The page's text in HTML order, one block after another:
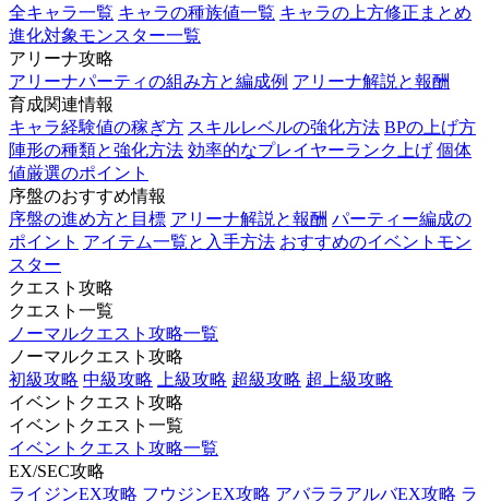
全キャラ一覧 キャラの種族値一覧 キャラの上方修正まとめ
進化対象モンスター一覧
アリーナ攻略
アリーナパーティの組み方と編成例 アリーナ解説と報酬
育成関連情報
キャラ経験値の稼ぎ方 スキルレベルの強化方法 BPの上げ方
陣形の種類と強化方法 効率的なプレイヤーランク上げ 個体
値厳選のポイント
序盤のおすすめ情報
序盤の進め方と目標 アリーナ解説と報酬 パーティー編成の
ポイント アイテム一覧と入手方法 おすすめのイベントモン
スター
クエスト攻略
クエスト一覧
ノーマルクエスト攻略一覧
ノーマルクエスト攻略
初級攻略 中級攻略 上級攻略 超級攻略 超上級攻略
イベントクエスト攻略
イベントクエスト一覧
イベントクエスト攻略一覧
EX/SEC攻略
ライジンEX攻略 フウジンEX攻略 アバララアルバEX攻略 ラ